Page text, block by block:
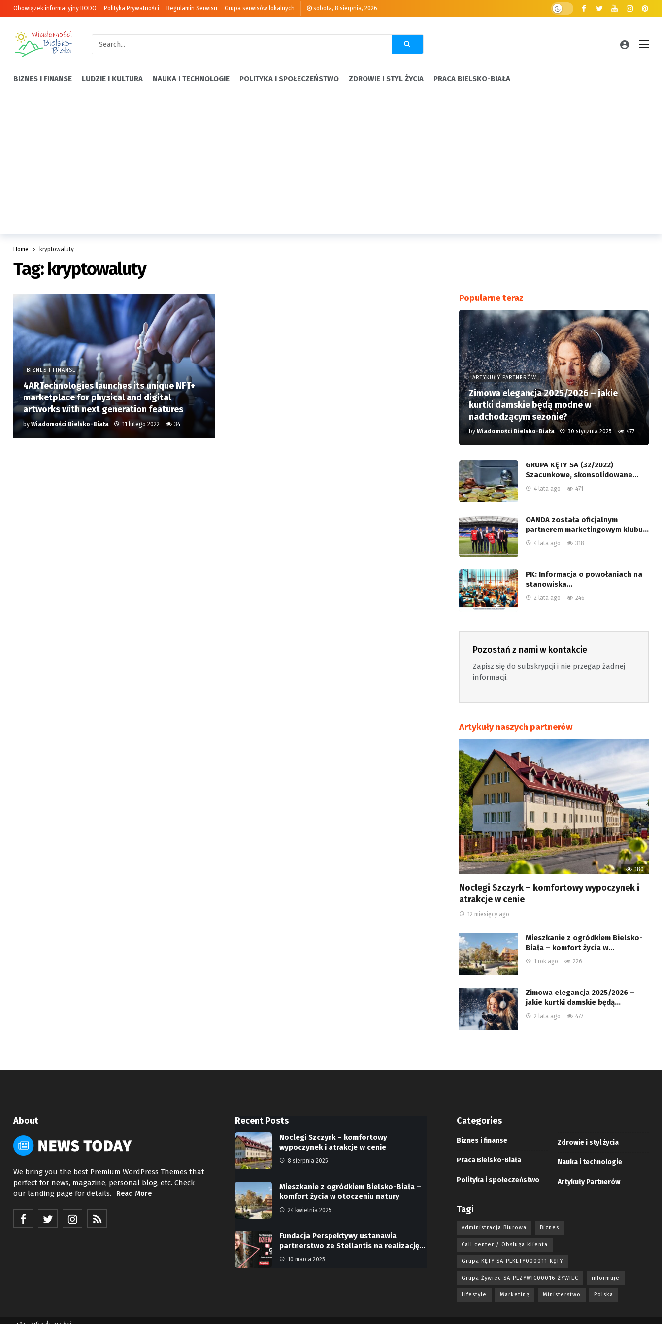
Obowiązek informacyjny RODO Polityka Prywatności Regulamin Serwisu Grupa serwisów lokalnych sobota, 8 sierpnia, 2026
BIZNES I FINANSE LUDZIE I KULTURA NAUKA I TECHNOLOGIE POLITYKA I SPOŁECZEŃSTWO ZDROWIE I STYL ŻYCIA PRACA BIELSKO-BIAŁA
Home kryptowaluty
Tag: kryptowaluty
BIZNES I FINANSE
4ARTechnologies launches its unique NFT+
marketplace for physical and digital
artworks with next generation features
by Wiadomości Bielsko-Biała 11 lutego 2022 34
Popularne teraz
ARTYKUŁY PARTNERÓW
Zimowa elegancja 2025/2026 – jakie
kurtki damskie będą modne w
nadchodzącym sezonie?
byWiadomości Bielsko-Biała 30 stycznia 2025 477
GRUPA KĘTY SA (32/2022)
Szacunkowe, skonsolidowane…
4 lata ago 471
OANDA została oficjalnym
partnerem marketingowym klubu…
4 lata ago 318
PK: Informacja o powołaniach na
stanowiska…
2 lata ago 246
Pozostań z nami w kontakcie
Zapisz się do subskrypcji i nie przegap żadnej
informacji.
Artykuły naszych partnerów
180
Noclegi Szczyrk – komfortowy wypoczynek i
atrakcje w cenie
12 miesięcy ago
Mieszkanie z ogródkiem Bielsko-
Biała – komfort życia w…
1 rok ago 226
Zimowa elegancja 2025/2026 –
jakie kurtki damskie będą…
2 lata ago 477
About
We bring you the best Premium WordPress Themes that
perfect for news, magazine, personal blog, etc. Check
our landing page for details.
Read More
Recent Posts
Noclegi Szczyrk – komfortowy
wypoczynek i atrakcje w cenie
8 sierpnia 2025
Mieszkanie z ogródkiem Bielsko-Biała –
komfort życia w otoczeniu natury
24 kwietnia 2025
Fundacja Perspektywy ustanawia
partnerstwo ze Stellantis na realizację…
10 marca 2025
Categories
Biznes i finanse
Praca Bielsko-Biała
Polityka i społeczeństwo
Zdrowie i styl życia
Nauka i technologie
Artykuły Partnerów
Tagi
Administracja Biurowa Biznes
Call center / Obsługa klienta
Grupa KĘTY SA-PLKETY000011-KĘTY
Grupa Żywiec SA-PLZYWIC00016-ŻYWIEC informuje
Lifestyle Marketing Ministerstwo Polska